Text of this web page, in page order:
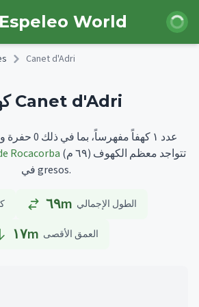
Espeleo World الدخول
Canet d'Adri
كهوف Canet d'Adri
Rocacorba (٦٩ م) تتواجد معظم الكهوف
في gresos.
٦٩m الطول الإجمالي
١٧m العمق الأقصى